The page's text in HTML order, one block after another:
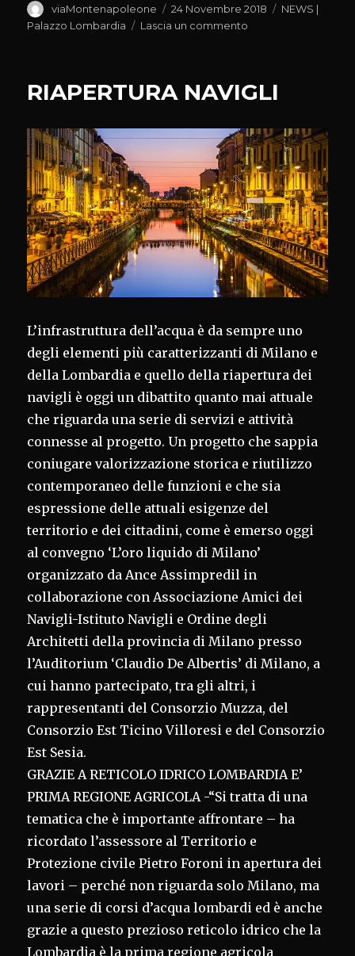
Autore
viaMontenapoleone
Pubblicato
il
24 Novembre 2018 Categorie
NEWS |
Palazzo Lombardia
Lascia un commento
RIAPERTURA NAVIGLI
L’infrastruttura dell’acqua è da sempre uno
degli elementi più caratterizzanti di Milano e
della Lombardia e quello della riapertura dei
navigli è oggi un dibattito quanto mai attuale
che riguarda una serie di servizi e attività
connesse al progetto. Un progetto che sappia
coniugare valorizzazione storica e riutilizzo
contemporaneo delle funzioni e che sia
espressione delle attuali esigenze del
territorio e dei cittadini, come è emerso oggi
al convegno ‘L’oro liquido di Milano’
organizzato da Ance Assimpredil in
collaborazione con Associazione Amici dei
Navigli-Istituto Navigli e Ordine degli
Architetti della provincia di Milano presso
l’Auditorium ‘Claudio De Albertis’ di Milano, a
cui hanno partecipato, tra gli altri, i
rappresentanti del Consorzio Muzza, del
Consorzio Est Ticino Villoresi e del Consorzio
Est Sesia.
GRAZIE A RETICOLO IDRICO LOMBARDIA E’
PRIMA REGIONE AGRICOLA -“Si tratta di una
tematica che è importante affrontare – ha
ricordato l’assessore al Territorio e
Protezione civile Pietro Foroni in apertura dei
lavori – perché non riguarda solo Milano, ma
una serie di corsi d’acqua lombardi ed è anche
grazie a questo prezioso reticolo idrico che la
Lombardia è la prima regione agricola